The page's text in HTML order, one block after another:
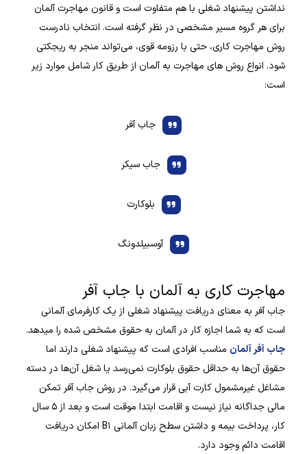
نداشتن پیشنهاد شغلی با هم متفاوت است و قانون مهاجرت آلمان
برای هر گروه مسیر مشخصی در نظر گرفته است. انتخاب نادرست
روش مهاجرت کاری، حتی با رزومه قوی، می‌تواند منجر به ریجکتی
شود. انواع روش های مهاجرت به آلمان از طریق کار شامل موارد زیر
است:
جاب آفر
جاب سیکر
بلوکارت
آوسبیلدونگ
مهاجرت کاری به آلمان با جاب آفر
جاب آفر به معنای دریافت پیشنهاد شغلی از یک کارفرمای آلمانی
است که به شما اجازه کار در آلمان به حقوق مشخص شده را میدهد.
جاب آفر آلمان مناسب افرادی است که پیشنهاد شغلی دارند اما
حقوق آن‌ها به حداقل حقوق بلوکارت نمی‌رسد یا شغل آن‌ها در دسته
مشاغل غیرمشمول کارت آبی قرار می‌گیرد. در روش جاب آفر تمکن
مالی جداگانه نیاز نیست و اقامت ابتدا موقت است و بعد از ۵ سال
کار، پرداخت بیمه و داشتن سطح زبان آلمانی B۱ امکان دریافت
اقامت دائم وجود دارد.